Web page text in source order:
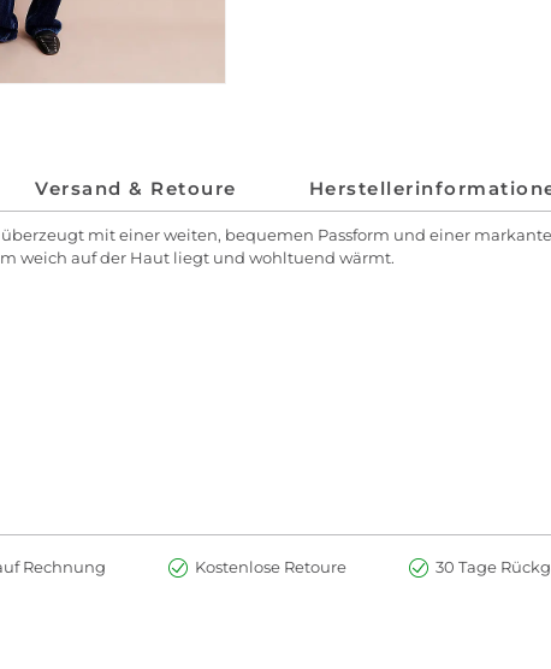
Versand & Retoure
mit einer weiten, bequemen Passform und einer
weich auf der Haut liegt und wohltuend wärmt.
Rechnung Kostenlose Retoure 30 Tage